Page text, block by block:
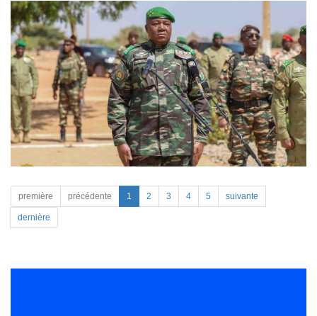
première précédente 1 2 3 4 5 suivante
dernière